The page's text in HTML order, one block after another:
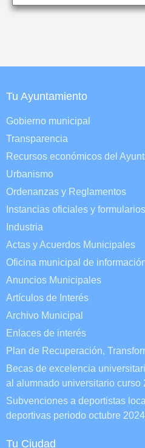
Tu Ayuntamiento
Gobierno municipal
Transparencia
Recursos económicos del
Urbanismo
Ordenanzas y Reglamentos
Instancias oficiales y formularios
Industria
Actas y Acuerdos Municipales
Oficina municipal de
Anuncios Municipales
Artículos de Interés
Archivo Municipal
Enlaces de interés
Plan de Recuperación,
Becas de excelencia
al alumnado universitario curso
Subvenciones a deportistas
deportivas periodo octubre
Tu Ciudad